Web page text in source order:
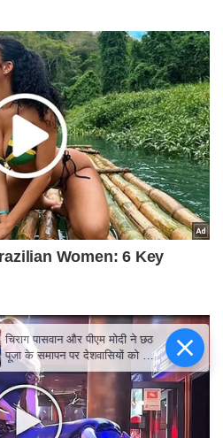
चिराग पासवान और पीएम मोदी ने छठ
पूजा के समापन पर देशवासियों को दी
शुभकामनाएं, छठी मैया से देश की
समृद्धि की कामना की